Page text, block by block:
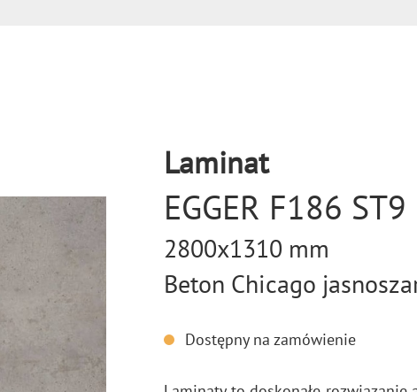
Laminat
EGGER F186 ST9
2800x1310 mm
Beton Chicago
Dostępny na zamówienie